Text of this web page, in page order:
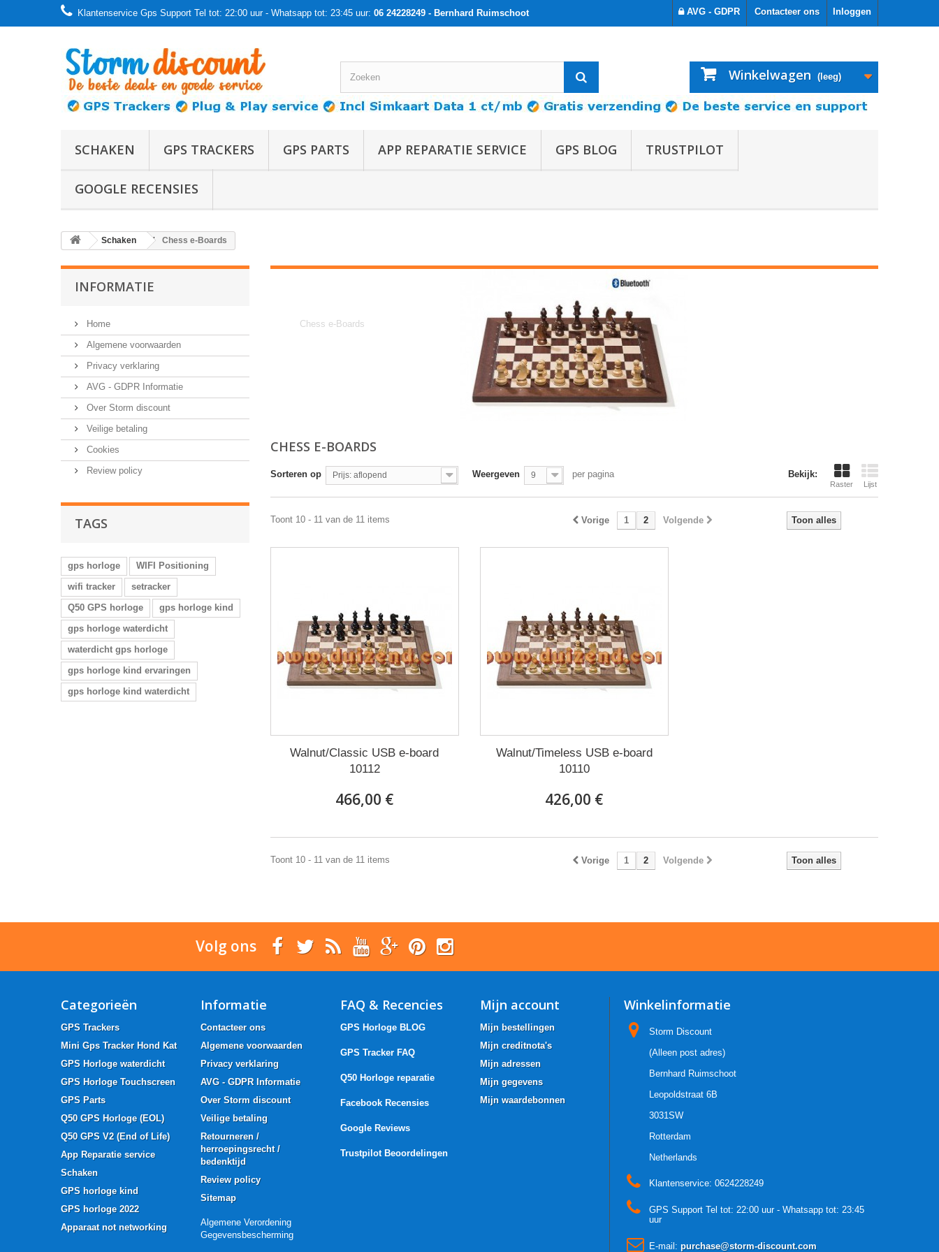
Inloggen
Contacteer ons
Klantenservice Gps Support Tel tot: 22:00 uur - Whatsapp tot: 23:45 uur: 06 24228249 - Bernhard Ruimschoot AVG - GDPR
Winkelwagen (leeg)
SCHAKEN GPS TRACKERS GPS PARTS APP REPARATIE SERVICE GPS BLOG TRUSTPILOT
GOOGLE RECENSIES
Schaken Chess e-Boards
INFORMATIE
Home
Algemene voorwaarden
Privacy verklaring
AVG - GDPR Informatie
Over Storm discount
Veilige betaling
Cookies
Review policy
TAGS
gps horloge
WIFI Positioning
wifi tracker
setracker
Q50 GPS horloge
gps horloge kind
gps horloge waterdicht
waterdicht gps horloge
gps horloge kind ervaringen
gps horloge kind waterdicht
Chess e-Boards
CHESS E-BOARDS
Bekijk:
Raster Lijst
Sorteren op Prijs: aflopend Weergeven 9 per pagina
Toon alles
Vorige 1 2 Volgende
Toont 10 - 11 van de 11 items
Walnut/Classic USB e-board
10112
466,00 €
Walnut/Timeless USB e-board
10110
426,00 €
Toon alles
Vorige 1 2 Volgende
Toont 10 - 11 van de 11 items
Volg ons
Categorieën
GPS Trackers
Mini Gps Tracker Hond Kat
GPS Horloge waterdicht
GPS Horloge Touchscreen
GPS Parts
Q50 GPS Horloge (EOL)
Q50 GPS V2 (End of Life)
App Reparatie service
Schaken
GPS horloge kind
GPS horloge 2022
Apparaat not networking
Informatie
Contacteer ons
Algemene voorwaarden
Privacy verklaring
AVG - GDPR Informatie
Over Storm discount
Veilige betaling
Retourneren /
herroepingsrecht /
bedenktijd
Review policy
Sitemap
Algemene Verordening
Gegevensbescherming
FAQ & Recencies
GPS Horloge BLOG
GPS Tracker FAQ
Q50 Horloge reparatie
Facebook Recensies
Google Reviews
Trustpilot Beoordelingen
Mijn account
Mijn bestellingen
Mijn creditnota's
Mijn adressen
Mijn gegevens
Mijn waardebonnen
Winkelinformatie
Storm Discount
(Alleen post adres)
Bernhard Ruimschoot
Leopoldstraat 6B
3031SW
Rotterdam
Netherlands
Klantenservice: 0624228249
GPS Support Tel tot: 22:00 uur - Whatsapp tot: 23:45
uur
E-mail: purchase@storm-discount.com